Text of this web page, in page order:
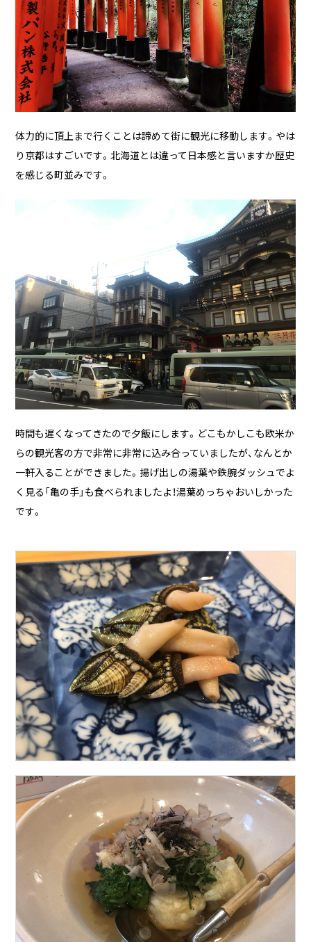
情報を AWS Secrets Manager で管理す
る
2026/07/01 技術ブログ
『リーダブルコード』から学ぶ、「本当に
理解しやすいコード」を書くための実践
ポイント
2026/06/30 日々の生活
AWS Certified Solutions Architect –
Associate（SAA-C03）合格体験記
体力的に頂上まで行くことは諦めて街に観光に移動します。やは
り京都はすごいです。北海道とは違って日本感と言いますか歴史
を感じる町並みです。
時間も遅くなってきたので夕飯にします。どこもかしこも欧米か
らの観光客の方で非常に非常に込み合っていましたが、なんとか
一軒入ることができました。揚げ出しの湯葉や鉄腕ダッシュでよ
く見る「亀の手」も食べられましたよ！湯葉めっちゃおいしかった
です。